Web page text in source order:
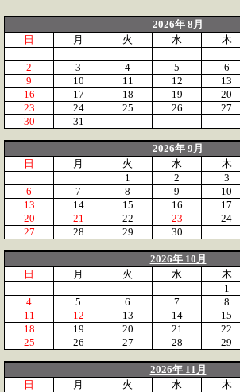
2026年 8月
日
月 火 水 木
2
3 4 5 6
9
10 11 12 13
16
17 18 19 20
23
24 25 26 27
30
31
2026年 9月
日
月 火 水 木
1
2 3
6
7 8 9 10
13
14 15 16 17
20
21 22 23 24
27
28 29 30
2026年 10月
日
月 火 水 木
1
4
5 6 7 8
11
12 13 14 15
18
19 20 21 22
25
26 27 28 29
2026年 11月
日
月 火 水 木